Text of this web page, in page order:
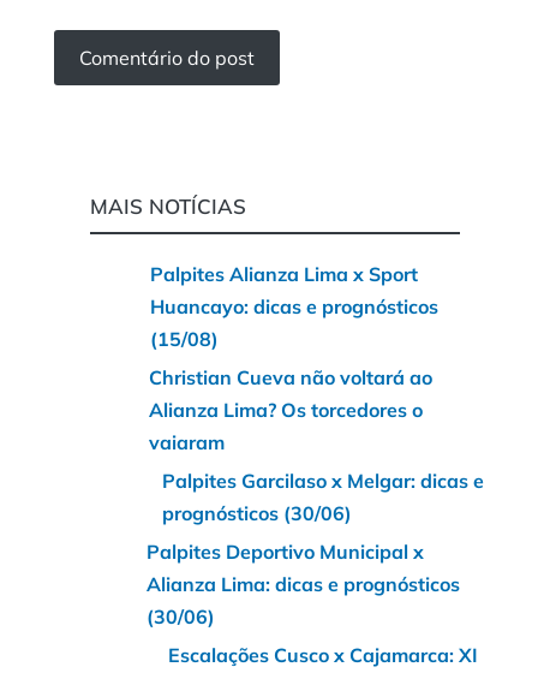
MAIS NOTÍCIAS
Palpites Alianza Lima x Sport
Huancayo: dicas e prognósticos
(15/08)
Christian Cueva não voltará ao
Alianza Lima? Os torcedores o
vaiaram
Palpites Garcilaso x Melgar: dicas e
prognósticos (30/06)
Palpites Deportivo Municipal x
Alianza Lima: dicas e prognósticos
(30/06)
Escalações Cusco x Cajamarca: XI